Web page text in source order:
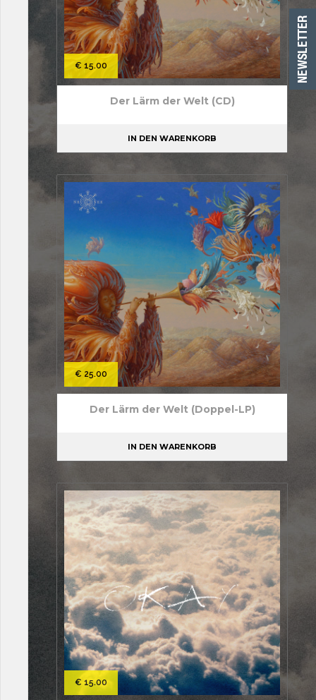
€ 15.00
Der Lärm der Welt (CD)
IN DEN WARENKORB
€ 25.00
Der Lärm der Welt (Doppel-LP)
IN DEN WARENKORB
€ 15.00